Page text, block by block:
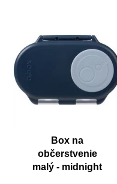
Box na
občerstvenie
malý - midnight